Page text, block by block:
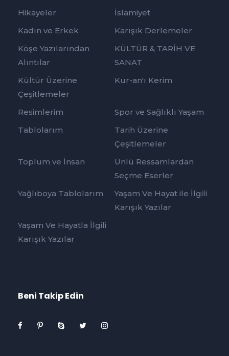
Hikayeler
İslamiyet
Kadın ve Erkek
Karışık Derlemeler
Köşe Yazılarından
Alıntılar
KÜLTÜR & TARİH VE
SANAT
Kültür Üzerine
Çeşitlemeler
Kur-an'ı Kerim
Resimlerim
Spor ve Sağlıklı Yaşam
Tablolarım
Tarih Üzerine
Çeşitlemeler
Toplum ve İnsan
Ünlü Ressamlardan
Seçme Eserler
Yağlıboya Tablolarım
Yaşam Ve Hayat ile İlgili
Karışık Yazılar
Yaşam Ve Hayatla İlgili
Karışık Yazılar
Beni Takip Edin